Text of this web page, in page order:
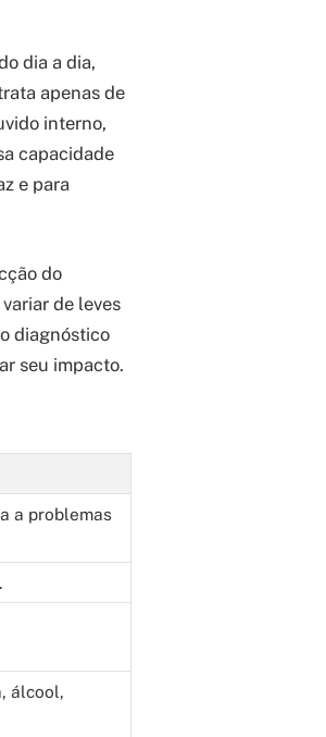
dia a dia,
apenas de
interno,
capacidade
e para
do
de leves
diagnóstico
seu impacto.
a problemas
álcool,